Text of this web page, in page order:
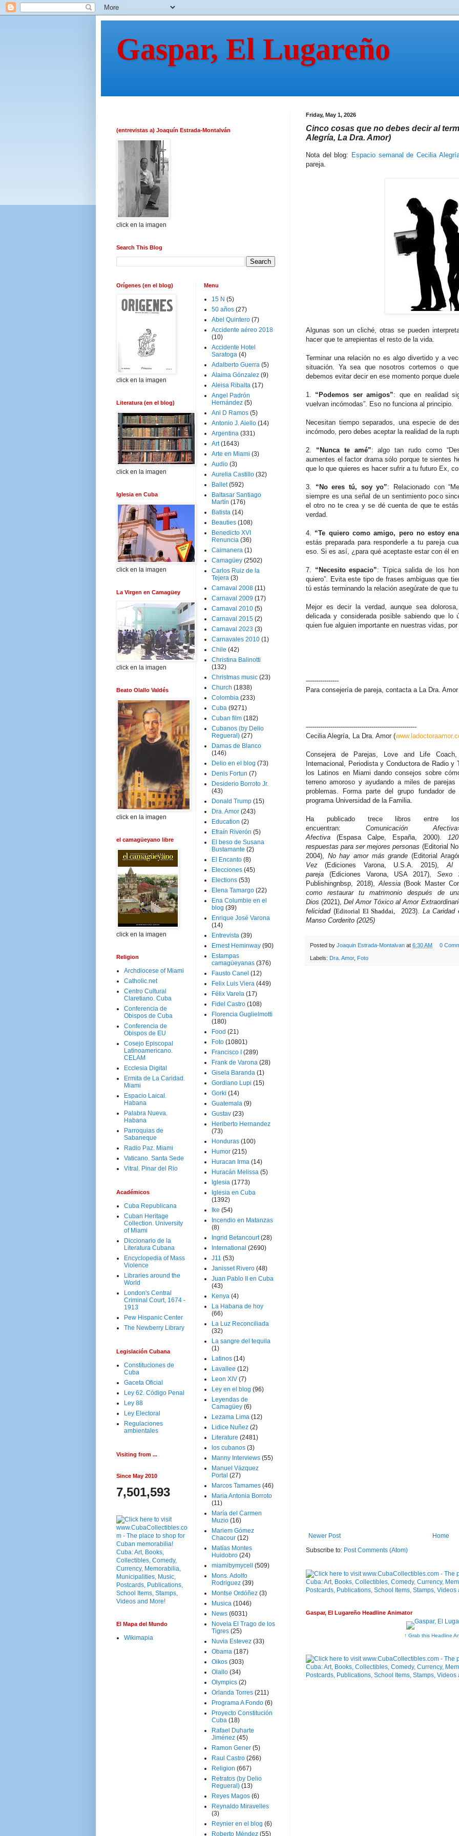
Gaspar, El Lugareño
Friday, May 1, 2026
Cinco cosas que no debes decir al
Alegría, La Dra. Amor)
Nota del blog: Espacio semanal de Cecilia
pareja.
Algunas son un cliché, otras se pueden
hacer que te arrepientas el resto de la vida.
Terminar una relación no es algo divertido y a
situación. Ya sea que nosotros cortemos o
debemos evitar decir en ese momento porque
1. “Podemos ser amigos”: que en realidad
vuelvan incómodas”. Eso no funciona al principio.
Necesitan tiempo separados, una especie de
incómodo, pero debes aceptar la realidad de la
2. “Nunca te amé”: algo tan rudo como
aumentes el factor drama sólo porque te sientes
que lo que quieres es hacer sufrir a tu futuro Ex,
3. “No eres tú, soy yo”: Relacionado con
siempre es una señal de un sentimiento poco
el otro no te crea y se dé cuenta de que te
verdad.
4. “Te quiero como amigo, pero no estoy
estás preparada para responderle a tu pareja
eso. Si es así, ¿para qué aceptaste estar con él
7. “Necesito espacio”: Típica salida de los
quiero”. Evita este tipo de frases ambiguas que
tú estás terminando la relación asegúrate de que
Mejor es decir la verdad, aunque sea
delicada y considerada posible sabiendo que
quien fue alguien importante en nuestras vidas,
----------------
Para consejería de pareja, contacta a La Dra.
------------------------------------------------------
Cecilia Alegría, La Dra. Amor (
Consejera de Parejas, Love and Life Coach,
Internacional, Periodista y Conductora de Radio y
los Latinos en Miami dando consejos sobre
terreno amoroso y ayudando a miles de
problemas. Forma parte del grupo fundador de
programa Universidad de la Familia.
Ha publicado trece libros entre
encuentran: Comunicación
Afectiva (Espasa Calpe, España, 2000).
respuestas para ser mejores personas (Editorial
2004), No hay amor más grande (Editorial
Vez(Ediciones Varona, U.S.A. 2015),Al
pareja (Ediciones Varona, USA 2017),Sexo
Publishingnbsp, 2018),Alessia(Book Master
como restaurar tu matrimonio después de
Dios (2021),Del Amor Tóxico al Amor
felicidad(Editorial El Shaddai, 2023). La Caridad
Manso Corderito (2025)
Posted by Joaquin Estrada-Montalvan at 6:30 AM 0
Labels: Dra. Amor, Foto
Newer Post
Home
Subscribe to: Post Comments (Atom)
Gaspar, El Lugareño Headline Animator
↑ Grab this Headline
(entrevistas a) Joaquín Estrada-Montalván
click en la imagen
Search This Blog
Orígenes (en el blog)
click en la imagen
Literatura (en el blog)
click en la imagen
Iglesia en Cuba
click en la imagen
La Virgen en Camagüey
click en la imagen
Beato Olallo Valdés
click en la imagen
el camagüeyano libre
click en la imagen
Religion
Archdiocese of Miami
Catholic.net
Centro Cultural
Claretiano. Cuba
Conferencia de
Obispos de Cuba
Conferencia de
Obispos de EU
Cosejo Episcopal
Latinoamericano.
CELAM
Ecclesia Digital
Ermita de La Caridad.
Miami
Espacio Laical.
Habana
Palabra Nueva.
Habana
Parroquias de
Sabaneque
Radio Paz. Miami
Vaticano. Santa Sede
Vitral. Pinar del Rio
Académicos
Cuba Republicana
Cuban Heritage
Collection. University
of Miami
Diccionario de la
Literatura Cubana
Encyclopedia of Mass
Violence
Libraries around the
World
London's Central
Criminal Court, 1674 -
1913
Pew Hispanic Center
The Newberry Library
Legislación Cubana
Constituciones de
Cuba
Gaceta Oficial
Ley 62. Código Penal
Ley 88
Ley Electoral
Regulaciones
ambientales
Visiting from ...
Since May 2010
7,501,593
El Mapa del Mundo
Wikimapia
Menu
15 N (5)
50 años (27)
Abel Quintero (7)
Accidente aéreo 2018
(10)
Accidente Hotel
Saratoga (4)
Adalberto Guerra (5)
Alaima Gónzalez (9)
Aleisa Ribalta (17)
Angel Padrón
Hernández (5)
Ani D Ramos (5)
Antonio J. Aiello (14)
Argentina (331)
Art (1643)
Arte en Miami (3)
Audio (3)
Aurelia Castillo (32)
Ballet (592)
Baltasar Santiago
Martín (176)
Batista (14)
Beauties (108)
Benedicto XVI
Renuncia (36)
Caimanera (1)
Camagüey (2502)
Carlos Ruiz de la
Tejera (3)
Carnaval 2008 (11)
Carnaval 2009 (17)
Carnaval 2010 (5)
Carnaval 2015 (2)
Carnaval 2023 (3)
Carnavales 2010 (1)
Chile (42)
Christina Balinotti
(132)
Christmas music (23)
Church (1838)
Colombia (233)
Cuba (9271)
Cuban film (182)
Cubanos (by Delio
Regueral) (27)
Damas de Blanco
(146)
Delio en el blog (73)
Denis Fortun (7)
Desiderio Borroto Jr.
(43)
Donald Trump (15)
Dra. Amor (243)
Education (2)
Efraín Riverón (5)
El beso de Susana
Bustamante (2)
El Encanto (8)
Elecciones (45)
Elections (53)
Elena Tamargo (22)
Ena Columbie en el
blog (39)
Enrique José Varona
(14)
Entrevista (39)
Ernest Heminway (90)
Estampas
camagüeyanas (376)
Fausto Canel (12)
Felix Luis Viera (449)
Félix Varela (17)
Fidel Castro (108)
Florencia Guglielmotti
(180)
Food (21)
Foto (10801)
Francisco I
(289)
Frank de Varona (28)
Gisela Baranda (1)
Gordiano Lupi (15)
Gorki (14)
Guatemala (9)
Gustav (23)
Heriberto Hernandez
(73)
Honduras (100)
Humor (215)
Huracan Irma (14)
Huracán Melissa (5)
Iglesia (1773)
Iglesia en Cuba
(1392)
Ike (54)
Incendio en Matanzas
(8)
Ingrid Betancourt (28)
International (2690)
J11 (53)
Janisset Rivero (48)
Juan Pablo II en Cuba
(43)
Kenya (4)
La Habana de hoy
(66)
La Luz Reconciliada
(32)
La sangre del tequila
(1)
Latinos (14)
Lavallee (12)
Leon XIV (7)
Ley en el blog (96)
Leyendas de
Camagüey (6)
Lezama Lima (12)
Lidice Nuñez (2)
Literature (2481)
los cubanos (3)
Manny Interviews (55)
Manuel Vázquez
Portal (27)
Marcos Tamames (46)
Maria Antonia Borroto
(11)
María del Carmen
Muzio (16)
Mariem Gómez
Chacour (12)
Matías Montes
Huidobro (24)
miamibymycell
(509)
Mons. Adolfo
Rodriguez (39)
Montse Ordóñez (3)
Musica (1046)
News (6031)
Novela El Trago de los
Tigres (25)
Nuvia Estevez (33)
Obama (187)
Oikos (303)
Olallo (34)
Olympics (2)
Orlanda Torres (211)
Programa A Fondo (6)
Proyecto Constitución
Cuba (18)
Rafael Duharte
Jiménez (45)
Ramon Gener (5)
Raul Castro (266)
Religion (667)
Retratos (by Delio
Regueral) (13)
Reyes Magos (6)
Reynaldo Miravelles
(3)
Reynier en el blog (6)
Roberto Méndez (55)